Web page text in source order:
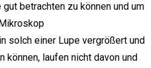
betrachten zu können und um
solch einer Lupe vergrößert und
können, laufen nicht davon und